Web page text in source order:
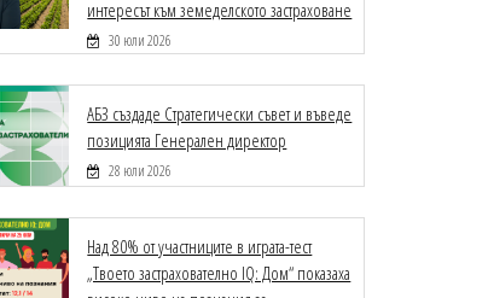
интересът към земеделското застраховане
30 юли 2026
АБЗ създаде Стратегически съвет и въведе
позицията Генерален директор
28 юли 2026
Над 80% от участниците в играта-тест
„Твоето застрахователно IQ: Дом“ показаха